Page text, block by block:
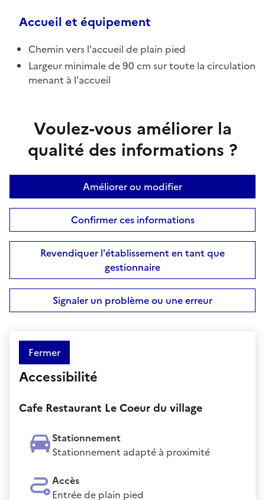
Accueil et équipement
Chemin vers l'accueil de plain pied
Largeur minimale de 90 cm sur toute la circulation
menant à l'accueil
Voulez-vous améliorer la
qualité des informations ?
Améliorer ou modifier
Confirmer ces informations
Revendiquer l'établissement en tant que
gestionnaire
Signaler un problème ou une erreur
Fermer
Accessibilité
Cafe Restaurant Le Coeur du village
Stationnement
Stationnement adapté à proximité
Accès
Entrée de plain pied